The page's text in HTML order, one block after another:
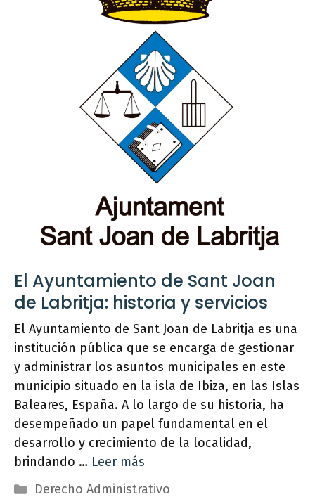
El Ayuntamiento de Sant Joan
de Labritja: historia y servicios
El Ayuntamiento de Sant Joan de Labritja es una
institución pública que se encarga de gestionar
y administrar los asuntos municipales en este
municipio situado en la isla de Ibiza, en las Islas
Baleares, España. A lo largo de su historia, ha
desempeñado un papel fundamental en el
desarrollo y crecimiento de la localidad,
brindando … Leer más
Categorías
Derecho Administrativo